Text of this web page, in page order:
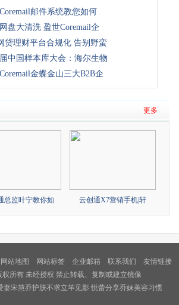
邮件系统教您如何
盘大清洗 盈世Coremail企
贷理财平台合规化 告别野蛮
中国样本库大会：海尔生物
金蝶金山三大B2B企
更多
总监叶宁教你如 云创通X7营销手机|轩
网站地图 网站标签 企业邮箱 联系我们 友情链接
权所有 未经授权 禁止转载、复制或建立镜像
妻宋慧乔护肤不求立竿见影 悦蕾分享乔妹美容习惯